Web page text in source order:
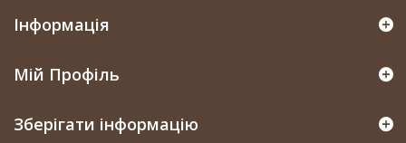
Інформація
Мій Профіль
Зберігати інформацію